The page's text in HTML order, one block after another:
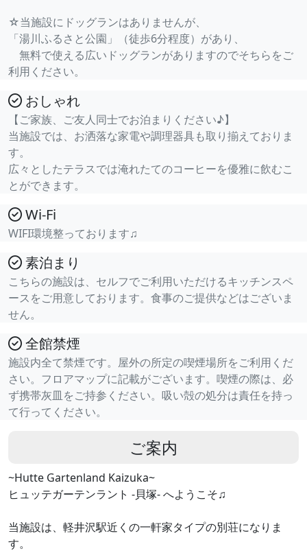
☆当施設にドッグランはありませんが、
「湯川ふるさと公園」（徒歩6分程度）があり、
無料で使える広いドッグランがありますのでそちらをご
利用ください。
おしゃれ
【ご家族、ご友人同士でお泊まりください♪】
当施設では、お洒落な家電や調理器具も取り揃えておりま
す。
広々としたテラスでは淹れたてのコーヒーを優雅に飲むこ
とができます。
Wi-Fi
WIFI環境整っております♫
素泊まり
こちらの施設は、セルフでご利用いただけるキッチンスペ
ースをご用意しております。食事のご提供などはございま
せん。
全館禁煙
施設内全て禁煙です。屋外の所定の喫煙場所をご利用くだ
さい。フロアマップに記載がございます。喫煙の際は、必
ず携帯灰皿をご持参ください。吸い殻の処分は責任を持っ
て行ってください。
ご案内
~Hutte Gartenland Kaizuka~
ヒュッテガーテンラント -貝塚- へようこそ♫
当施設は、軽井沢駅近くの一軒家タイプの別荘になりま
す。